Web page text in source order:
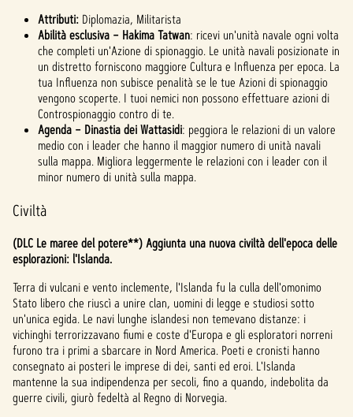
Attributi: Diplomazia, Militarista
Abilità esclusiva – Hakima Tatwan: ricevi un'unità navale ogni volta
che completi un'Azione di spionaggio. Le unità navali posizionate in
un distretto forniscono maggiore Cultura e Influenza per epoca. La
tua Influenza non subisce penalità se le tue Azioni di spionaggio
vengono scoperte. I tuoi nemici non possono effettuare azioni di
Controspionaggio contro di te.
Agenda – Dinastia dei Wattasidi: peggiora le relazioni di un valore
medio con i leader che hanno il maggior numero di unità navali
sulla mappa. Migliora leggermente le relazioni con i leader con il
minor numero di unità sulla mappa.
Civiltà
(DLC Le maree del potere**) Aggiunta una nuova civiltà dell'epoca delle
esplorazioni: l'Islanda.
Terra di vulcani e vento inclemente, l'Islanda fu la culla dell'omonimo
Stato libero che riuscì a unire clan, uomini di legge e studiosi sotto
un'unica egida. Le navi lunghe islandesi non temevano distanze: i
vichinghi terrorizzavano fiumi e coste d'Europa e gli esploratori norreni
furono tra i primi a sbarcare in Nord America. Poeti e cronisti hanno
consegnato ai posteri le imprese di dei, santi ed eroi. L'Islanda
mantenne la sua indipendenza per secoli, fino a quando, indebolita da
guerre civili, giurò fedeltà al Regno di Norvegia.